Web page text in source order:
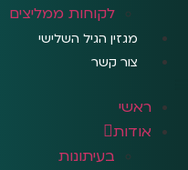
לקוחות ממליצים
מגזין הגיל השלישי
צור קשר
ראשי
אודות
בעיתונות